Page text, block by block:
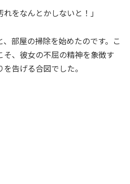
れをなんとかしないと！」
部屋の掃除を始めたのです。こ
、彼女の不屈の精神を象徴す
告げる合図でした。